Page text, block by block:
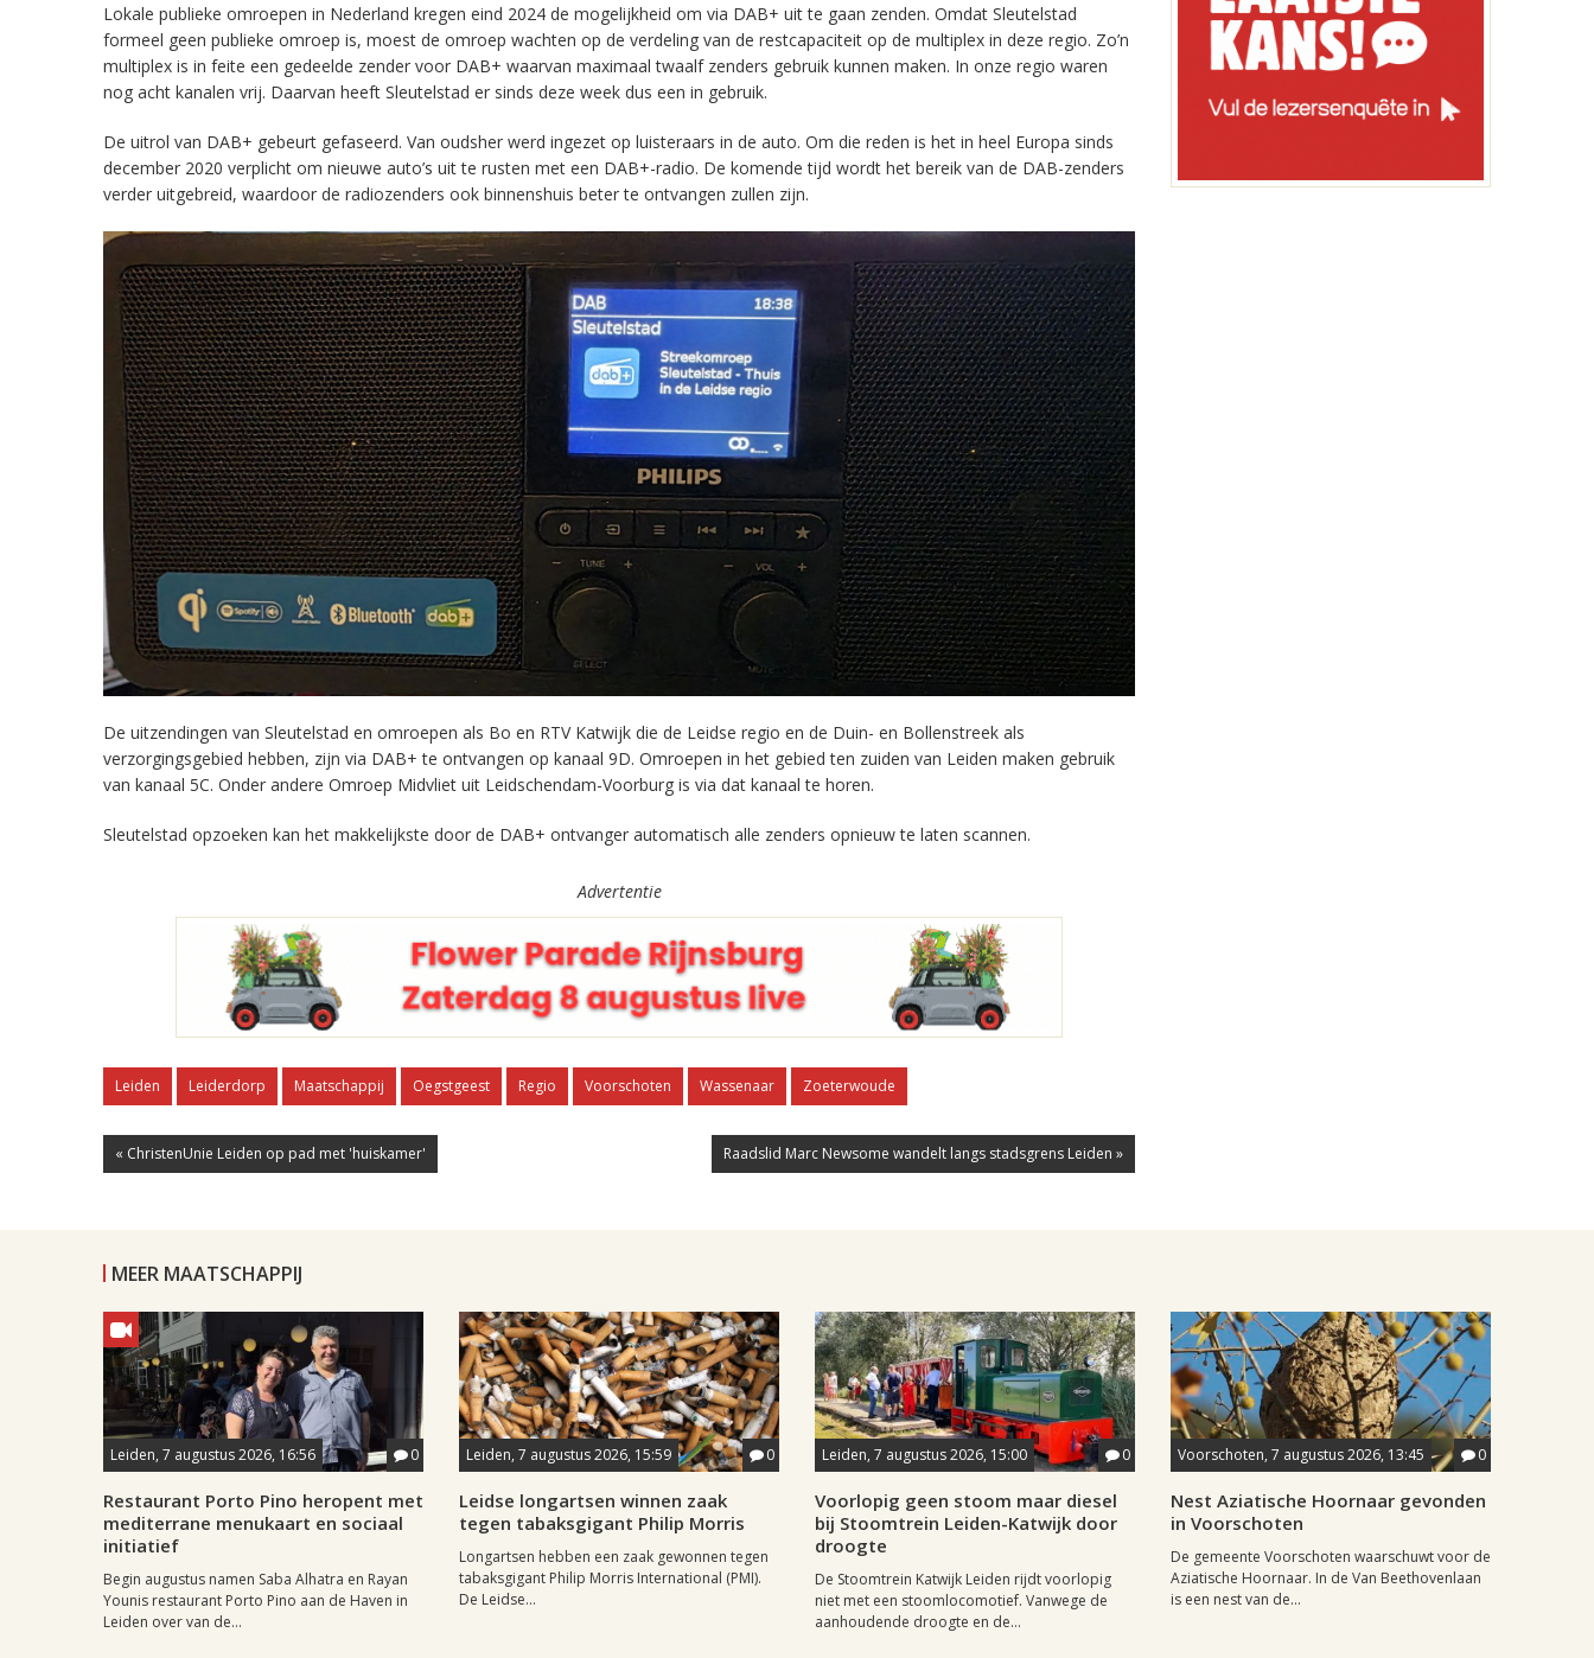
Lokale publieke omroepen in Nederland kregen eind 2024 de mogelijkheid om via DAB+ uit te gaan zenden. Omdat Sleutelstad
formeel geen publieke omroep is, moest de omroep wachten op de verdeling van de restcapaciteit op de multiplex in deze regio. Zo’n
multiplex is in feite een gedeelde zender voor DAB+ waarvan maximaal twaalf zenders gebruik kunnen maken. In onze regio waren
nog acht kanalen vrij. Daarvan heeft Sleutelstad er sinds deze week dus een in gebruik.
De uitrol van DAB+ gebeurt gefaseerd. Van oudsher werd ingezet op luisteraars in de auto. Om die reden is het in heel Europa sinds
december 2020 verplicht om nieuwe auto’s uit te rusten met een DAB+-radio. De komende tijd wordt het bereik van de DAB-zenders
verder uitgebreid, waardoor de radiozenders ook binnenshuis beter te ontvangen zullen zijn.
De uitzendingen van Sleutelstad en omroepen als Bo en RTV Katwijk die de Leidse regio en de Duin- en Bollenstreek als
verzorgingsgebied hebben, zijn via DAB+ te ontvangen op kanaal 9D. Omroepen in het gebied ten zuiden van Leiden maken gebruik
van kanaal 5C. Onder andere Omroep Midvliet uit Leidschendam-Voorburg is via dat kanaal te horen.
Sleutelstad opzoeken kan het makkelijkste door de DAB+ ontvanger automatisch alle zenders opnieuw te laten scannen.
Advertentie
Leiden Leiderdorp Maatschappij Oegstgeest Regio Voorschoten Wassenaar Zoeterwoude
« ChristenUnie Leiden op pad met 'huiskamer' Raadslid Marc Newsome wandelt langs stadsgrens Leiden »
MEER MAATSCHAPPIJ
Leiden, 7 augustus 2026, 16:56 0
Restaurant Porto Pino heropent met
mediterrane menukaart en sociaal
initiatief
Begin augustus namen Saba Alhatra en Rayan
Younis restaurant Porto Pino aan de Haven in
Leiden over van de...
Leiden, 7 augustus 2026, 15:59 0
Leidse longartsen winnen zaak
tegen tabaksgigant Philip Morris
Longartsen hebben een zaak gewonnen tegen
tabaksgigant Philip Morris International (PMI).
De Leidse...
Leiden, 7 augustus 2026, 15:00 0
Voorlopig geen stoom maar diesel
bij Stoomtrein Leiden-Katwijk door
droogte
De Stoomtrein Katwijk Leiden rijdt voorlopig
niet met een stoomlocomotief. Vanwege de
aanhoudende droogte en de...
Voorschoten, 7 augustus 2026, 13:45 0
Nest Aziatische Hoornaar gevonden
in Voorschoten
De gemeente Voorschoten waarschuwt voor de
Aziatische Hoornaar. In de Van Beethovenlaan
is een nest van de...